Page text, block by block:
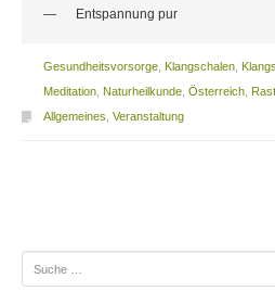
Entspannung pur
Gesundheitsvorsorge, Klangschalen,
Meditation, Naturheilkunde, Österreich,
Allgemeines Veranstaltung
Suche